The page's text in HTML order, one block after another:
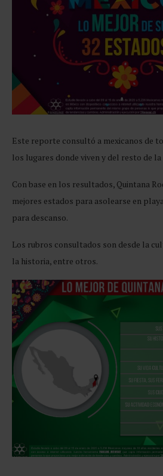
Este reporte consultó a mexicanos de
los lugares donde viven y del resto de la
Con base en los resultados, Quintana
mejores estados para asolearse en
para descanso.
Los rubros consultados son desde la
la historia, entre otros.